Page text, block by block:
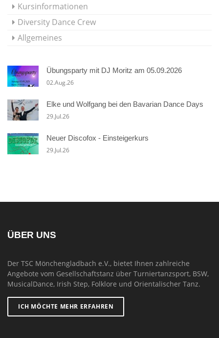
Kursinformationen
Diversity Dance Crew
Allgemeines
Übungsparty mit DJ Moritz am 05.09.2026
02.Aug.26
Elke und Wolfgang bei den Bavarian Dance Days
29.Jul.26
Neuer Discofox - Einsteigerkurs
29.Jul.26
ÜBER UNS
Der TSC Mönchengladbach e.V., bietet Ihnen zahlreiche
Angebote vom Gesellschaftstanz über Turniertanzsport, BSW,
MusicalDance, Irish Step, Folklore und Orientalischer Tanz.
ICH MÖCHTE MEHR ERFAHREN